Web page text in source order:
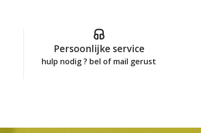
Persoonlijke service
hulp nodig ? bel of mail gerust